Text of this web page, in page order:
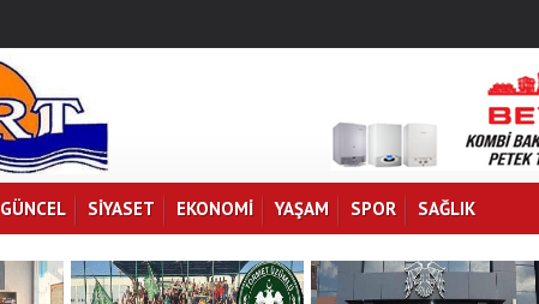
GÜNCEL SIYASET EKONOMI YAŞAM SPOR SAĞLIK